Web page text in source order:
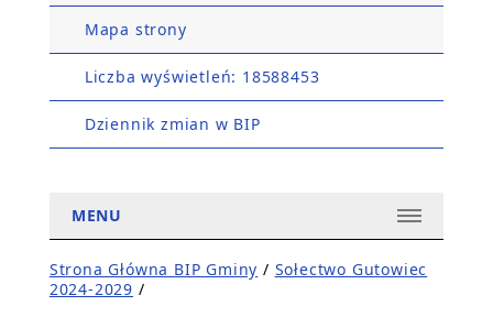
Mapa strony
Liczba wyświetleń: 18588453
Dziennik zmian w BIP
MENU
Strona Główna BIP Gminy / Sołectwo Gutowiec
2024-2029 /